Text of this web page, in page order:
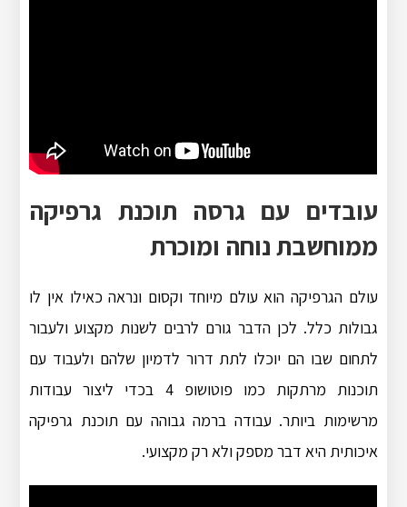
עובדים עם גרסה תוכנת גרפיקה
ממוחשבת נוחה ומוכרת
עולם הגרפיקה הוא עולם מיוחד וקסום ונראה כאילו אין לו
גבולות כלל. לכן הדבר גורם לרבים לשנות מקצוע ולעבור
לתחום שבו הם יוכלו לתת דרור לדמיון שלהם ולעבוד עם
תוכנות מרתקות כמו פוטושופ 4 בכדי ליצור עבודות
מרשימות ביותר. עבודה ברמה גבוהה עם תוכנת גרפיקה
איכותית היא דבר מספק ולא רק מקצועי.